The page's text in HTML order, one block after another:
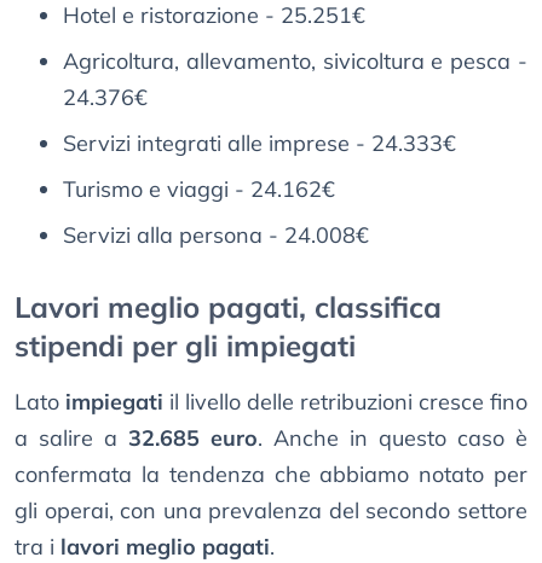
Hotel e ristorazione - 25.251€
Agricoltura, allevamento, sivicoltura e pesca -
24.376€
Servizi integrati alle imprese - 24.333€
Turismo e viaggi - 24.162€
Servizi alla persona - 24.008€
Lavori meglio pagati, classifica
stipendi per gli impiegati
Lato impiegati il livello delle retribuzioni cresce fino
a salire a 32.685 euro. Anche in questo caso è
confermata la tendenza che abbiamo notato per
gli operai, con una prevalenza del secondo settore
tra i lavori meglio pagati.